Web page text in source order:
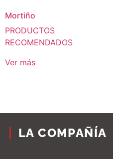
Mortiño
PRODUCTOS
RECOMENDADOS
Ver más
LA COMPAÑÍA